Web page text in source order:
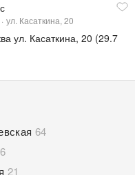
ул. Касаткина, 20
ул. Касаткина, 20 (29.7
64
21